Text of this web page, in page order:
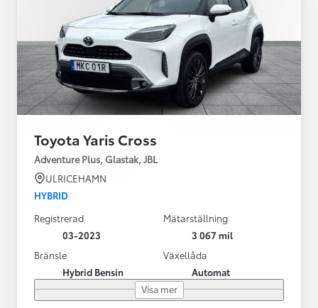
Toyota Yaris Cross
Adventure Plus, Glastak, JBL
ULRICEHAMN
HYBRID
Registrerad
03-2023
Mätarställning
3 067 mil
Bränsle
Hybrid Bensin
Växellåda
Automat
Visa mer